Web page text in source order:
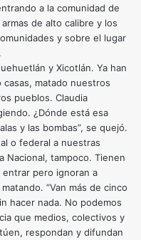
a la comunidad de
de alto calibre y los
y sobre el lugar
y Xicotlán. Ya han
casas, matado nuestros
pueblos. Claudia
¿Dónde está esa
y las bombas”, se quejó.
o federal a nuestras
Nacional, tampoco. Tienen
pero ignoran a
“Van más de cinco
hacer nada. No podemos
que medios, colectivos y
respondan y difundan